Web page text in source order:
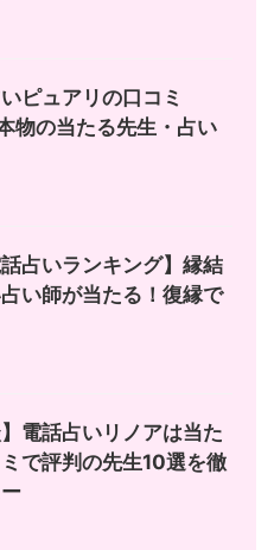
いピュアリの口コミ
物の当たる先生・占い
話占いランキング】縁結
い師が当たる！復縁で
】電話占いリノアは当た
で評判の先生10選を徹